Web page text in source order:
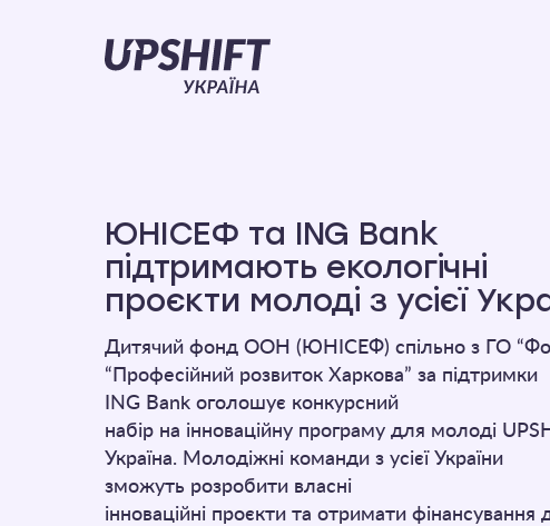
Upshift
ЮНІСЕФ та ING Bank
підтримають екологічні
проєкти молоді з усієї
Дитячий фонд ООН (ЮНІСЕФ) спільно з ГО
“Професійний розвиток Харкова” за підтримки
ING Bank оголошує конкурсний
набір на інноваційну програму для молоді
Україна. Молодіжні команди з усієї України
зможуть розробити власні
інноваційні проєкти та отримати фінансування